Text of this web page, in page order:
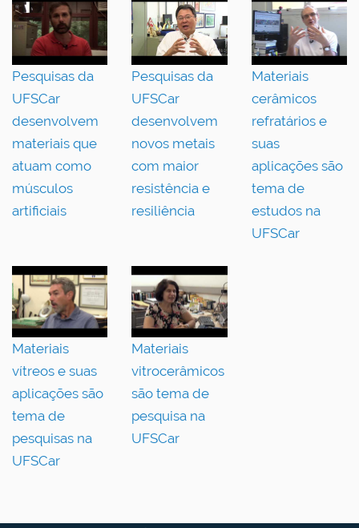
Pesquisas da
UFSCar
desenvolvem
materiais que
atuam como
músculos
artificiais
Pesquisas da
UFSCar
desenvolvem
novos metais
com maior
resistência e
resiliência
Materiais
cerâmicos
refratários e
suas
aplicações são
tema de
estudos na
UFSCar
Materiais
vítreos e suas
aplicações são
tema de
pesquisas na
UFSCar
Materiais
vitrocerâmicos
são tema de
pesquisa na
UFSCar